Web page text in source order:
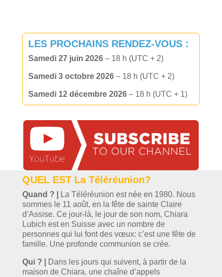
LES PROCHAINS RENDEZ-VOUS :
Samedi 27 juin 2026– 18 h (UTC + 2)
Samedi 3 octobre 2026– 18 h (UTC + 2)
Samedi 12 décembre 2026– 18 h (UTC + 1)
QUEL EST La Téléréunion?
Quand ?
La Téléréunion est née en 1980. Nous
sommes le 11 août, en la fête de sainte Claire
d’Assise. Ce jour-là, le jour de son nom, Chiara
Lubich est en Suisse avec un nombre de
personnes qui lui font des vœux: c’est une fête de
famille. Une profonde communion se crée.
Qui ? |
Dans les jours qui suivent, à partir de la
maison de Chiara, une chaîne d’appels